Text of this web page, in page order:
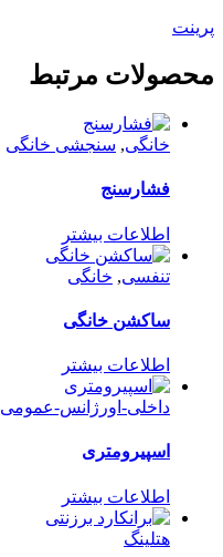
پرینت
محصولات مرتبط
خانگی, سنجشی خانگی
فشارسنج
اطلاعات بیشتر
تنفسی, خانگی
ساکشن خانگی
اطلاعات بیشتر
داخلی-اورژانس-عمومی
اسپیرومتری
اطلاعات بیشتر
هتلینگ